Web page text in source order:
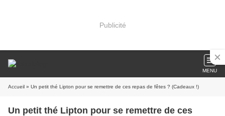
Publicité
MENU
Accueil » Un petit thé Lipton pour se remettre de ces repas de fêtes ? (Cadeaux !)
Un petit thé Lipton pour se remettre de ces